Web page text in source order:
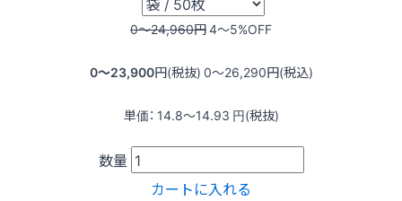
0〜24,960円4〜5%OFF
0〜23,900円(税抜) 0〜26,290円(税込)
単価： 14.8〜14.93 円(税抜)
数量
カートに入れる